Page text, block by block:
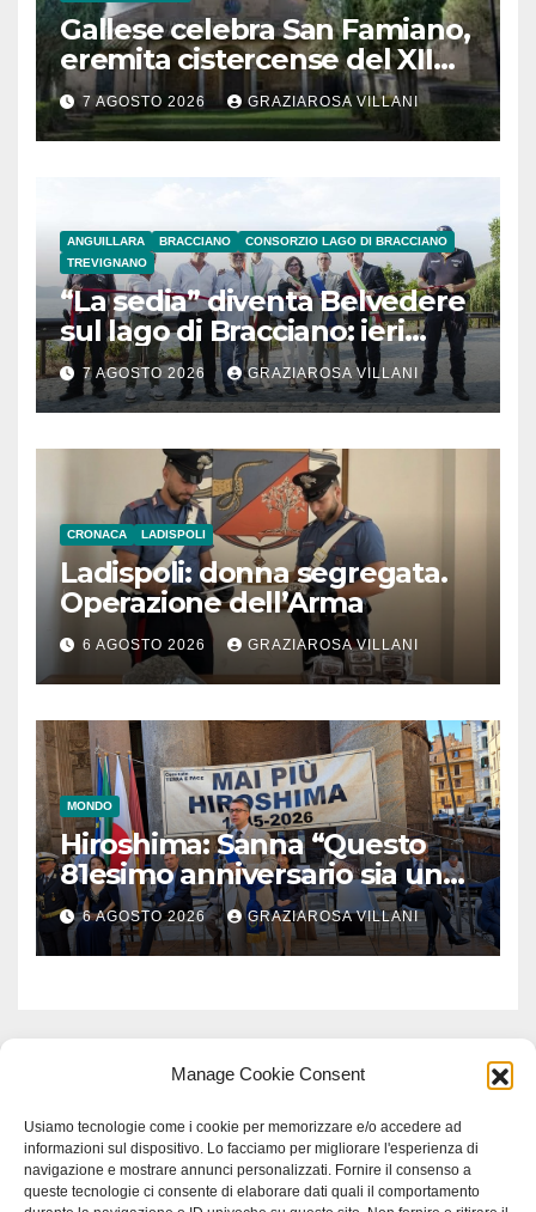
Manage Cookie Consent
Usiamo tecnologie come i cookie per memorizzare e/o accedere ad
informazioni sul dispositivo. Lo facciamo per migliorare l'esperienza di
navigazione e mostrare annunci personalizzati. Fornire il consenso a
queste tecnologie ci consente di elaborare dati quali il comportamento
Gallese celebra San Famiano,
eremita cistercense del XII
secolo
7 AGOSTO 2026 GRAZIAROSA VILLANI
ANGUILLARA BRACCIANO
CONSORZIO LAGO DI BRACCIANO
TREVIGNANO
“La sedia” diventa Belvedere
sul lago di Bracciano: ieri
l’inaugurazione
7 AGOSTO 2026 GRAZIAROSA VILLANI
CRONACA LADISPOLI
Ladispoli: donna segregata.
Operazione dell’Arma
6 AGOSTO 2026 GRAZIAROSA VILLANI
MONDO
Hiroshima: Sanna “Questo
81esimo anniversario sia un
monito per tutti”
6 AGOSTO 2026 GRAZIAROSA VILLANI